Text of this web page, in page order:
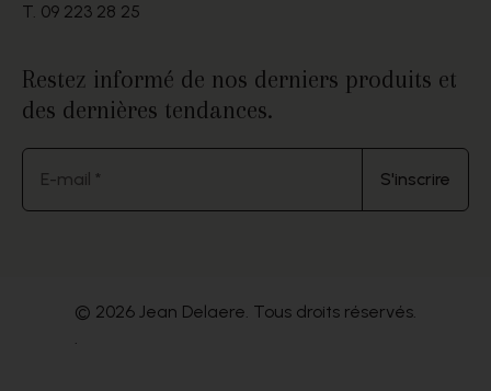
T. 09 223 28 25
Restez informé de nos derniers produits et
des dernières tendances.
E-mail * S'inscrire
© 2026 Jean Delaere. Tous droits réservés.
.